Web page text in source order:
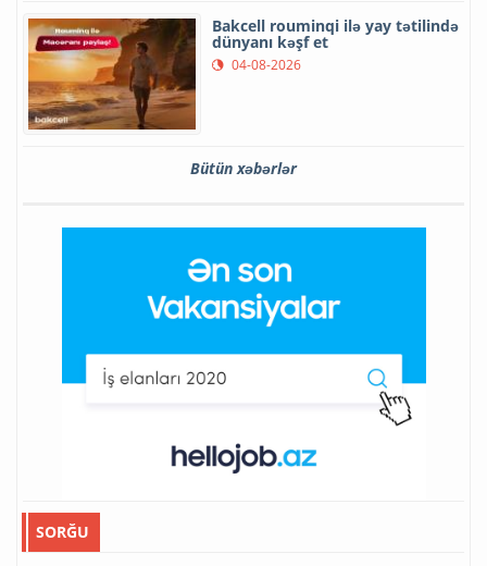
Bakcell rouminqi ilə yay tətilində
dünyanı kəşf et
04-08-2026
Bütün xəbərlər
SORĞU